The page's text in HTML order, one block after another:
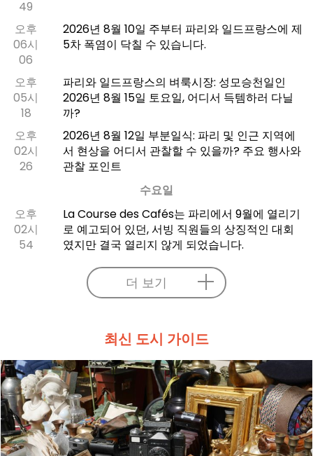
49
오후
06시
06
2026년 8월 10일 주부터 파리와 일드프랑스에 제
5차 폭염이 닥칠 수 있습니다.
오후
05시
18
파리와 일드프랑스의 벼룩시장: 성모승천일인
2026년 8월 15일 토요일, 어디서 득템하러 다닐
까?
오후
02시
26
2026년 8월 12일 부분일식: 파리 및 인근 지역에
서 현상을 어디서 관찰할 수 있을까? 주요 행사와
관찰 포인트
수요일
오후
02시
54
La Course des Cafés는 파리에서 9월에 열리기
로 예고되어 있던, 서빙 직원들의 상징적인 대회
였지만 결국 열리지 않게 되었습니다.
더 보기
최신 도시 가이드